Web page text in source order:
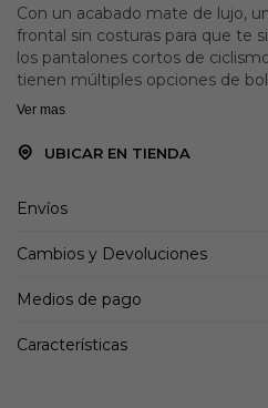
Con un acabado mate de lujo,
frontal sin costuras para que te
los pantalones cortos de
tienen múltiples opciones de
guardarán toda tu vida para un
Tejido de punto doble SLX ultra
Bolsillo lateral grande para
Costuras planas para reducir la
Ver mas
UBICAR EN TIENDA
Envíos
Cambios y Devoluciones
Medios de pago
Características